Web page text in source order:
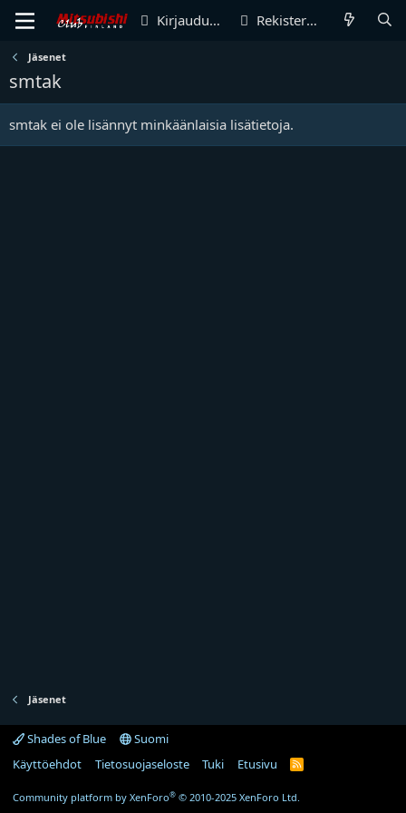
Kirjaudu sisään Rekisteröidy
Jäsenet
smtak
smtak ei ole lisännyt minkäänlaisia lisätietoja.
Jäsenet
Shades of Blue
Suomi
Käyttöehdot
Tietosuojaseloste Tuki Etusivu
R
Community platform by XenForo® © 2010-2025 XenForo Ltd.